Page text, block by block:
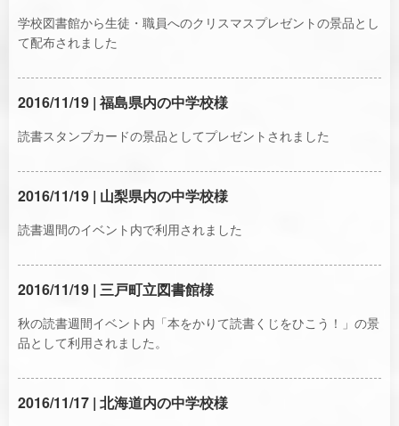
学校図書館から生徒・職員へのクリスマスプレゼントの景品とし
て配布されました
2016/11/19 | 福島県内の中学校様
読書スタンプカードの景品としてプレゼントされました
2016/11/19 | 山梨県内の中学校様
読書週間のイベント内で利用されました
2016/11/19 | 三戸町立図書館様
秋の読書週間イベント内「本をかりて読書くじをひこう！」の景
品として利用されました。
2016/11/17 | 北海道内の中学校様